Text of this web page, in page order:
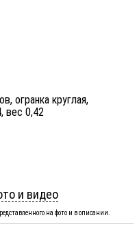
огранка круглая,
вес 0,42
и видео
на фото и в описании.